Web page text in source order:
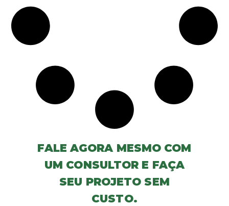
FALE AGORA MESMO COM
UM CONSULTOR E FAÇA
SEU PROJETO SEM
CUSTO.